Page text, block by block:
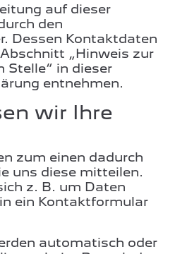
auf dieser
den
Dessen Kontaktdaten
„Hinweis zur
Stelle“ in dieser
entnehmen.
wir Ihre
zum einen dadurch
uns diese mitteilen.
z. B. um Daten
ein Kontaktformular
automatisch oder